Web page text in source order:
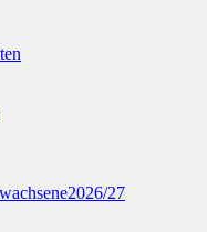
2026/27